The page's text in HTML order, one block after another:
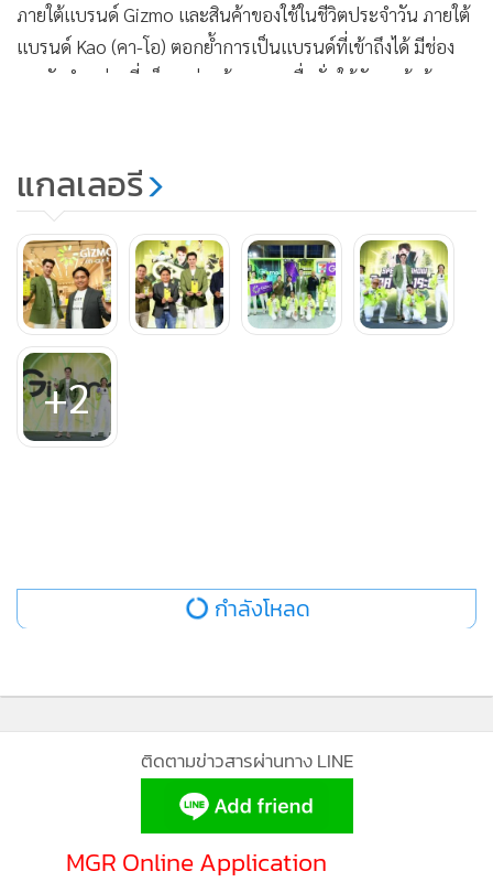
ภายใต้แบรนด์ Gizmo และสินค้าของใช้ในชีวิตประจำวัน ภายใต้
แบรนด์ Kao (คา-โอ) ตอกย้ำการเป็นแบรนด์ที่เข้าถึงได้ มีช่อง
ทางจัดจำหน่ายที่แข็งแกร่ง สร้างความเชื่อมั่นให้กับลูกค้าด้วย
โดยนอกจากกิจกรรมพูดคุยบนเวทีแล้ว Gizmo ยังขนทัพเหล่า
Influencers ล้าน Followers อาทิ ฟางโกะ สาวน้อยสายบันเทิง
จากช่อง ฟางโกะ OK (1.3M Followers), พี่เอกวิทย์ เจ้าพ่อสาย
ไอที จากช่อง peeakewit (485.5K Followers), ยาหยี นางเอก
ละครคุณธรรมชื่อดัง จากช่อง yeeyee.hashtag (3.1M
Followers) ฯลฯ มาอวดไลฟ์สไตล์สุดคูลในแบบ Gizmo พร้อม
ขบวน Troop Gizmo ในชุดสีสันสดใส ที่มามอบส่วนลดสุดพิเศษ
สาขาทั่วประเทศ รวมถึงช่องทางออนไลน์ต่างๆ อาทิ
www.gizmo.co.th, Lazada, Shopee และ Line Official
แกลเลอรี
+2
กำลังโหลด
ติดตามข่าวสารผ่านทาง LINE
MGR Online Application